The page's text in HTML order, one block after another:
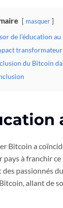
masquer
de l’éducation
du Bitcoin
Bitcoin a
à franchir
passionnés
allant de